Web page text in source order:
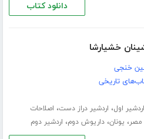
دانلود کتاب
خشیارشا
خنجی
تاریخی
اردشیر اول، اردشیر دراز دست، اصلاحات
مصر، یونان،داریوش دوم، اردشیر دوم